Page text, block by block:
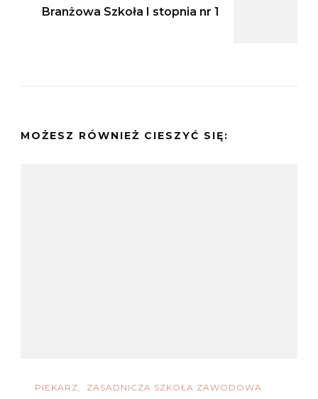
Branżowa Szkoła I stopnia nr 1
MOŻESZ RÓWNIEŻ CIESZYĆ SIĘ:
PIEKARZ ZASADNICZA SZKOŁA ZAWODOWA